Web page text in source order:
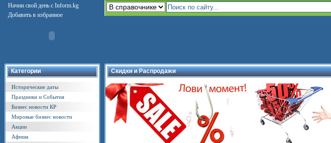
Начни свой день с Inform.kg
Добавить в избранное
Категории
Исторические даты
Праздники и События
Бизнес новости КР
Мировые бизнес новости
Акции
Афиша
Скидки и Распродажи